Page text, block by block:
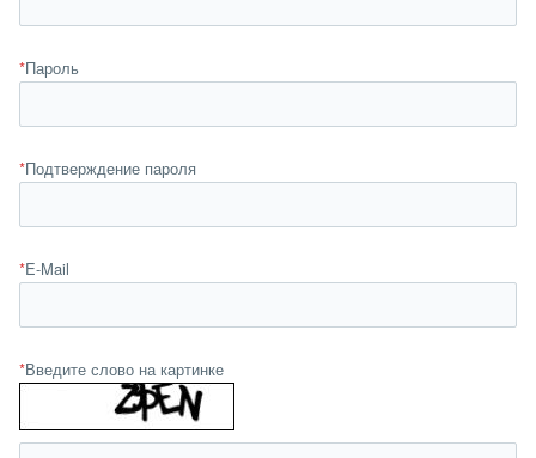
*Пароль
*Подтверждение пароля
*E-Mail
*Введите слово на картинке